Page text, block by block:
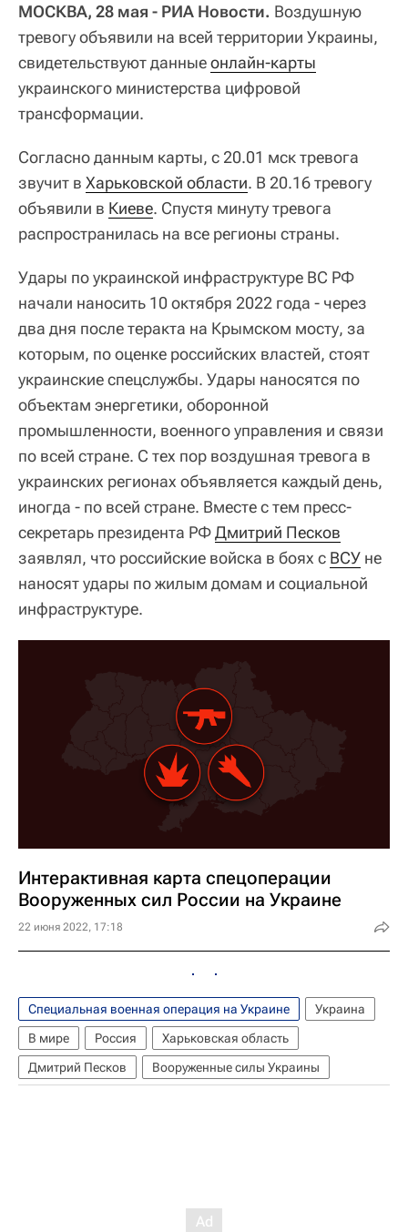
МОСКВА, 28 мая - РИА Новости. Воздушную
тревогу объявили на всей территории Украины,
свидетельствуют данныеонлайн-карты
украинского министерства цифровой
трансформации.
Согласно данным карты, с 20.01 мск тревога
звучит в Харьковской области. В 20.16 тревогу
объявили в Киеве. Спустя минуту тревога
распространилась на все регионы страны.
Удары по украинской инфраструктуре ВС РФ
начали наносить 10 октября 2022 года - через
два дня после теракта на Крымском мосту, за
которым, по оценке российских властей, стоят
украинские спецслужбы. Удары наносятся по
объектам энергетики, оборонной
промышленности, военного управления и связи
по всей стране. С тех пор воздушная тревога в
украинских регионах объявляется каждый день,
иногда - по всей стране. Вместе с тем пресс-
секретарь президента РФДмитрий Песков
заявлял, что российские войска в боях с ВСУ не
наносят удары по жилым домам и социальной
инфраструктуре.
Интерактивная карта спецоперации
Вооруженных сил России на Украине
22 июня 2022, 17:18
Специальная военная операция на Украине
Украина
В мире
Россия
Харьковская область
Дмитрий Песков
Вооруженные силы Украины